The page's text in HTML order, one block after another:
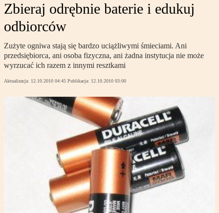
Zbieraj odrębnie baterie i edukuj
odbiorców
Zużyte ogniwa stają się bardzo uciążliwymi śmieciami. Ani
przedsiębiorca, ani osoba fizyczna, ani żadna instytucja nie może
wyrzucać ich razem z innymi resztkami
Aktualizacja: 12.10.2010 04:45 Publikacja: 12.10.2010 03:00